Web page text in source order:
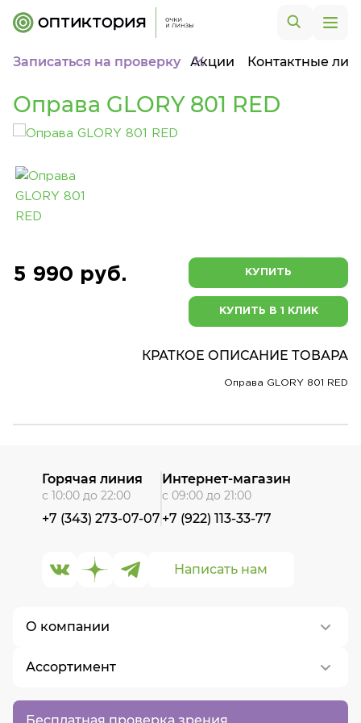
Записаться на проверку Акции Контактные
Оправа GLORY 801 RED
5 990 руб. КУПИТЬ
КУПИТЬ В 1 КЛИК
КРАТКОЕ ОПИСАНИЕ ТОВАРА
Оправа GLORY 801 RED
Бесплатная проверка зрения
О компании
О нас
Контакты
Ассортимент
Написать нам
Горячая линия
с 10:00 до 22:00
+7 (343) 273-07-07
Интернет-магазин
с 09:00 до 21:00
+7 (922) 113-33-77